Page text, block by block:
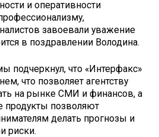
и оперативности
завоевали уважение
в поздравлении Володина.
подчеркнул, что «Интерфакс»
что позволяет агентству
на рынке СМИ и финансов, а
позволяют
делать прогнозы и
риски.